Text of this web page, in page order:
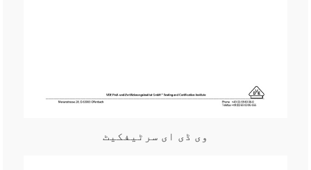
وی ڈی ای سرٹیفکیٹ